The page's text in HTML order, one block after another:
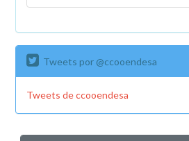
Tweets por @ccooendesa
Tweets de ccooendesa